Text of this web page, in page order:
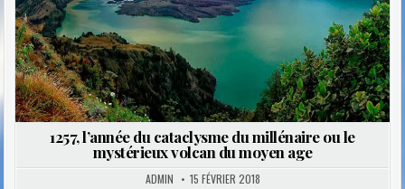
1257, l’année du cataclysme du millénaire ou le
mystérieux volcan du moyen age
ADMIN 15 FÉVRIER 2018